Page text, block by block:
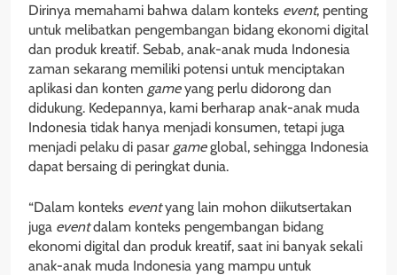
Dirinya memahami bahwa dalam konteks event, penting
untuk melibatkan pengembangan bidang ekonomi digital
dan produk kreatif. Sebab, anak-anak muda Indonesia
zaman sekarang memiliki potensi untuk menciptakan
aplikasi dan konten gameyang perlu didorong dan
didukung. Kedepannya, kami berharap anak-anak muda
Indonesia tidak hanya menjadi konsumen, tetapi juga
menjadi pelaku di pasar gameglobal, sehingga Indonesia
dapat bersaing di peringkat dunia.
“Dalam konteks eventyang lain mohon diikutsertakan
juga eventdalam konteks pengembangan bidang
ekonomi digital dan produk kreatif, saat ini banyak sekali
anak-anak muda Indonesia yang mampu untuk